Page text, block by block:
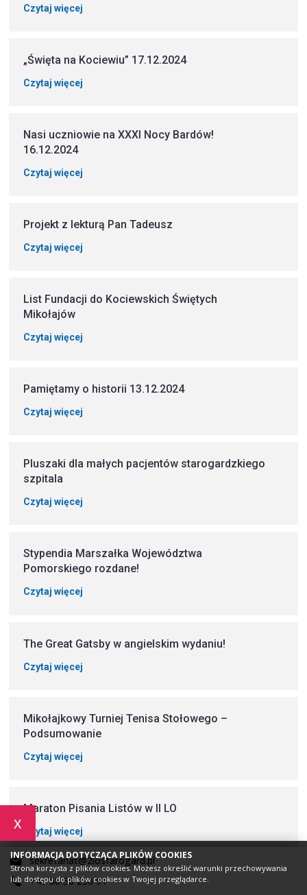
x
INFORMACJA DOTYCZĄCA PLIKÓW COOKIES
Strona korzysta z plików cookies. Możesz określić warunki przechowywania
lub dostępu do plików cookies w Twojej przeglądarce.
sekretariat@2lostarogard.pl
+48 58 56 230 91
Czytaj więcej
„Święta na Kociewiu” 17.12.2024
Czytaj więcej
Nasi uczniowie na XXXI Nocy Bardów!
16.12.2024
Czytaj więcej
Projekt z lekturą Pan Tadeusz
Czytaj więcej
List Fundacji do Kociewskich Świętych
Mikołajów
Czytaj więcej
Pamiętamy o historii 13.12.2024
Czytaj więcej
Pluszaki dla małych pacjentów starogardzkiego
szpitala
Czytaj więcej
Stypendia Marszałka Województwa
Pomorskiego rozdane!
Czytaj więcej
The Great Gatsby w angielskim wydaniu!
Czytaj więcej
Mikołajkowy Turniej Tenisa Stołowego –
Podsumowanie
Czytaj więcej
Maraton Pisania Listów w II LO
Czytaj więcej
MIKOŁAJKOWE ŚWIĘTOWANIE W II LO! 6.12.2024